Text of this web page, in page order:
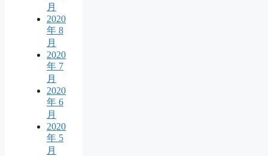
月
2020
年 8
月
2020
年 7
月
2020
年 6
月
2020
年 5
月